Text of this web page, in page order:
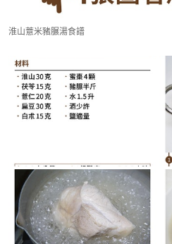
淮山薏米豬𦟌湯食譜